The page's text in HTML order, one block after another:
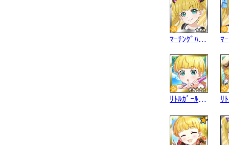
ﾏｰﾁﾝｸﾞﾊﾞﾝﾄﾞ
ﾘﾄﾙｶﾞｰﾙｽｶｳﾄ